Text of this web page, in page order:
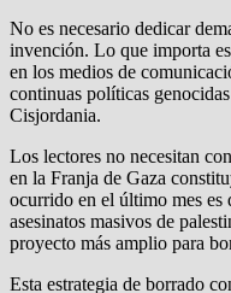
No es necesario dedicar
invención. Lo que importa
en los medios de
continuas políticas
Cisjordania.
Los lectores no necesitan
en la Franja de Gaza
ocurrido en el último mes es
asesinatos masivos de
proyecto más amplio para
Esta estrategia de borrado